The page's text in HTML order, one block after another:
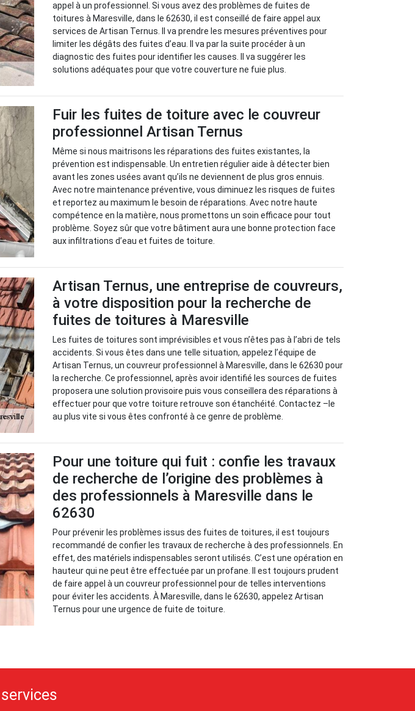
appel à un professionnel. Si vous avez des problèmes de fuites de
toitures à Maresville, dans le 62630, il est conseillé de faire appel aux
services de Artisan Ternus. Il va prendre les mesures préventives pour
limiter les dégâts des fuites d’eau. Il va par la suite procéder à un
diagnostic des fuites pour identifier les causes. Il va suggérer les
solutions adéquates pour que votre couverture ne fuie plus.
Fuir les fuites de toiture avec le couvreur
professionnel Artisan Ternus
Même si nous maitrisons les réparations des fuites existantes, la
prévention est indispensable. Un entretien régulier aide à détecter bien
avant les zones usées avant qu’ils ne deviennent de plus gros ennuis.
Avec notre maintenance préventive, vous diminuez les risques de fuites
et reportez au maximum le besoin de réparations. Avec notre haute
compétence en la matière, nous promettons un soin efficace pour tout
problème. Soyez sûr que votre bâtiment aura une bonne protection face
aux infiltrations d’eau et fuites de toiture.
Artisan Ternus, une entreprise de couvreurs,
à votre disposition pour la recherche de
fuites de toitures à Maresville
Les fuites de toitures sont imprévisibles et vous n’êtes pas à l’abri de tels
accidents. Si vous êtes dans une telle situation, appelez l’équipe de
Artisan Ternus, un couvreur professionnel à Maresville, dans le 62630 pour
la recherche. Ce professionnel, après avoir identifié les sources de fuites
proposera une solution provisoire puis vous conseillera des réparations à
effectuer pour que votre toiture retrouve son étanchéité. Contactez –le
au plus vite si vous êtes confronté à ce genre de problème.
Pour une toiture qui fuit : confie les travaux
de recherche de l’origine des problèmes à
des professionnels à Maresville dans le
62630
Pour prévenir les problèmes issus des fuites de toitures, il est toujours
recommandé de confier les travaux de recherche à des professionnels. En
effet, des matériels indispensables seront utilisés. C’est une opération en
hauteur qui ne peut être effectuée par un profane. Il est toujours prudent
de faire appel à un couvreur professionnel pour de telles interventions
pour éviter les accidents. À Maresville, dans le 62630, appelez Artisan
Ternus pour une urgence de fuite de toiture.